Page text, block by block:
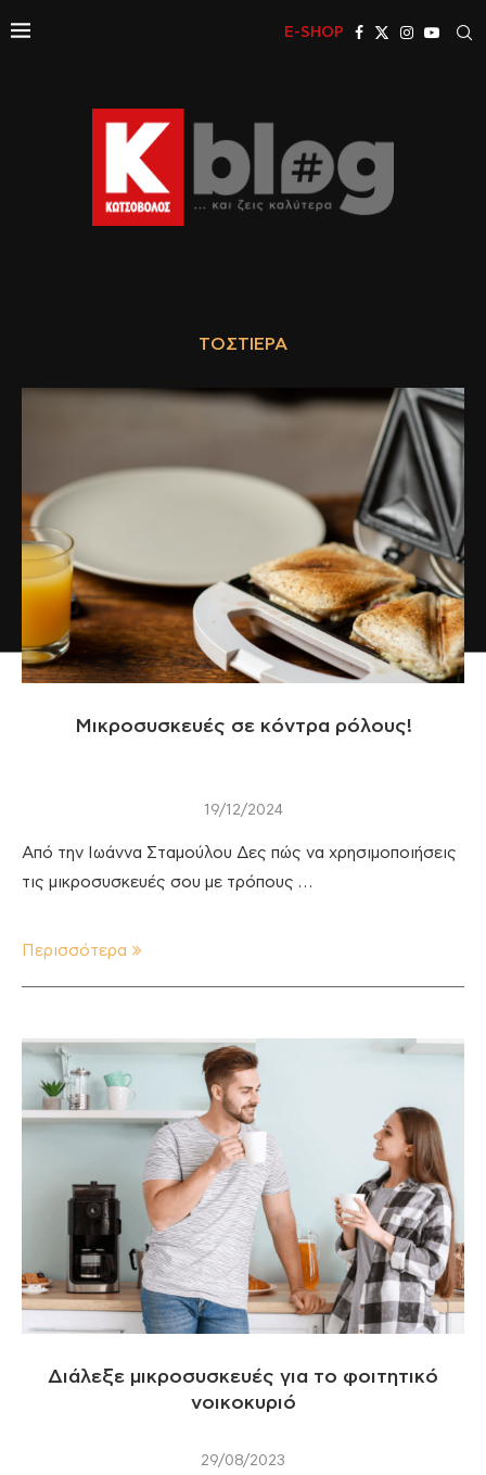
E-SHOP
ΤΟΣΤΙΈΡΑ
Μικροσυσκευές σε κόντρα ρόλους!
19/12/2024
Από την Ιωάννα Σταμούλου Δες πώς να χρησιμοποιήσεις
τις μικροσυσκευές σου με τρόπους …
Περισσότερα
Διάλεξε μικροσυσκευές για το φοιτητικό
νοικοκυριό
29/08/2023